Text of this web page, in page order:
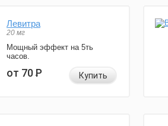
Левитра
20 мг
Мощный эффект на 5ть
часов.
от 70Р Купить